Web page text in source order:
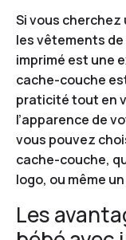
Si vous
les vêtements
imprimé est une
cache-couche
praticité tout en
l’apparence de
vous pouvez
cache-couche,
logo, ou même
Les